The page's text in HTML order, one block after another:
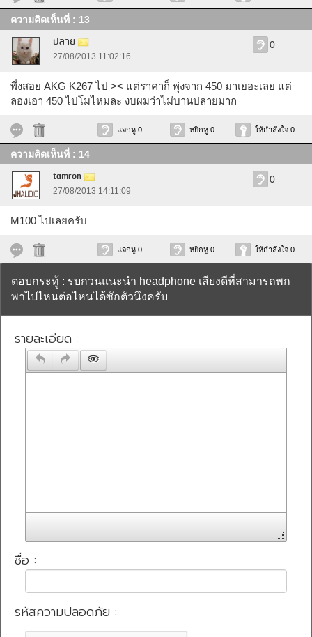
ความคิดเห็นที่ : 13
ปลาย
27/08/2013 11:02:16
0
พึ่งสอย AKG K267 ไป >< แต่ราคาก็ พุ่งจาก 450 มาเยอะเลย แต่
ลองเอา 450 ไปโมไหมละ งบผมว่าไม่บานปลายมาก
แจกหู 0 หยิกหู 0 ให้กำลังใจ 0
ความคิดเห็นที่ : 14
tamron
27/08/2013 14:11:09
0
M100 ไปเลยครับ
แจกหู 0 หยิกหู 0 ให้กำลังใจ 0
ตอบกระทู้ : รบกวนแนะนำ headphone เสียงดีที่สามารถพก
พาไปไหนต่อไหนได้ซักตัวนึงครับ
รายละเอียด :
ชื่อ :
รหัสความปลอดภัย :